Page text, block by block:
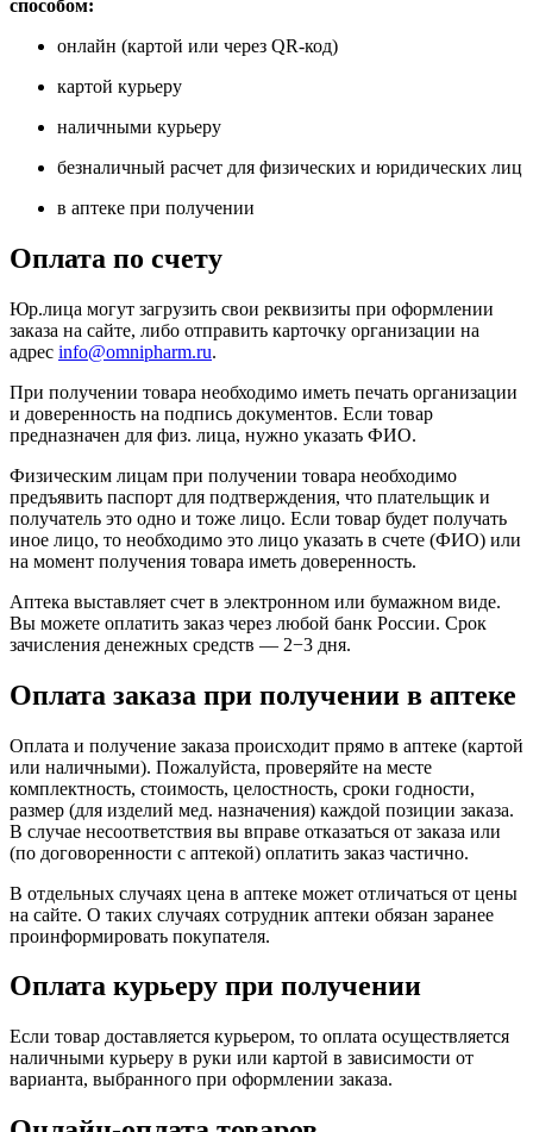
способом:
онлайн (картой или через QR-код)
картой курьеру
наличными курьеру
безналичный расчет для физических и юридических лиц
в аптеке при получении
Оплата по счету
Юр.лица могут загрузить свои реквизиты при оформлении
заказа на сайте, либо отправить карточку организации на
адрес info@omnipharm.ru.
При получении товара необходимо иметь печать организации
и доверенность на подпись документов. Если товар
предназначен для физ. лица, нужно указать ФИО.
Физическим лицам при получении товара необходимо
предъявить паспорт для подтверждения, что плательщик и
получатель это одно и тоже лицо. Если товар будет получать
иное лицо, то необходимо это лицо указать в счете (ФИО) или
на момент получения товара иметь доверенность.
Аптека выставляет счет в электронном или бумажном виде.
Вы можете оплатить заказ через любой банк России. Срок
зачисления денежных средств — 2−3 дня.
Оплата заказа при получении в аптеке
Оплата и получение заказа происходит прямо в аптеке (картой
или наличными). Пожалуйста, проверяйте на месте
комплектность, стоимость, целостность, сроки годности,
размер (для изделий мед. назначения) каждой позиции заказа.
В случае несоответствия вы вправе отказаться от заказа или
(по договоренности с аптекой) оплатить заказ частично.
В отдельных случаях цена в аптеке может отличаться от цены
на сайте. О таких случаях сотрудник аптеки обязан заранее
проинформировать покупателя.
Оплата курьеру при получении
Если товар доставляется курьером, то оплата осуществляется
наличными курьеру в руки или картой в зависимости от
варианта, выбранного при оформлении заказа.